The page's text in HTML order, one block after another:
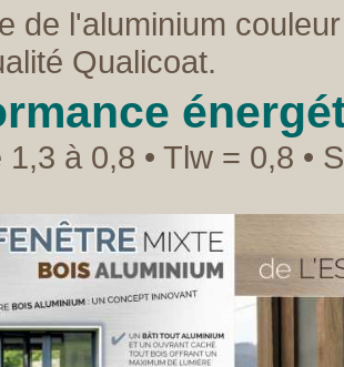
de l'aluminium
Qualicoat.
1,3 à 0,8 • Tlw = 0,8 •